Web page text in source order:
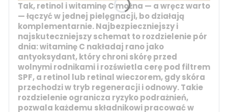
Tak, retinol i witaminę C można — a wręcz warto
— łączyć w jednej pielęgnacji, bo działają
komplementarnie. Najbezpieczniejszy i
najskuteczniejszy schemat to rozdzielenie pór
dnia:witaminę C nakładaj rano jako
antyoksydant, który chroni skórę przed
wolnymi rodnikami i rozświetla cerę pod filtrem
SPF, a retinol lub retinalwieczorem, gdy skóra
przechodzi w tryb regeneracji i odnowy. Takie
rozdzielenie ogranicza ryzyko podrażnień,
pozwala każdemu składnikowi pracować w